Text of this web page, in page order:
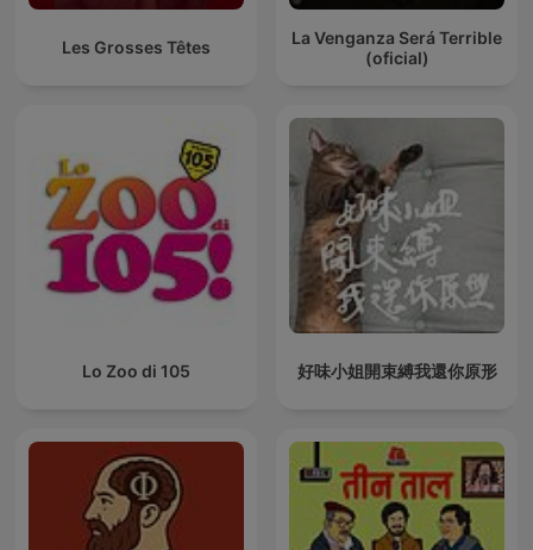
Les Grosses Têtes
La Venganza Será Terrible
(oficial)
Lo Zoo di 105 好味小姐開束縛我還你原形